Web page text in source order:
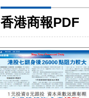
香港商報PDF